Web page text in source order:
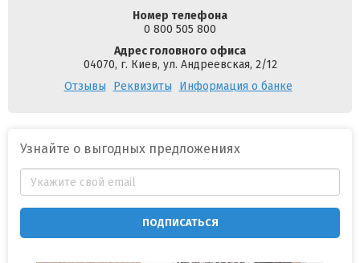
Номер телефона
0 800 505 800
Адрес головного офиса
04070, г. Киев, ул. Андреевская, 2/12
Отзывы
Реквизиты Информация о банке
Узнайте о выгодных предложениях
ПОДПИСАТЬСЯ